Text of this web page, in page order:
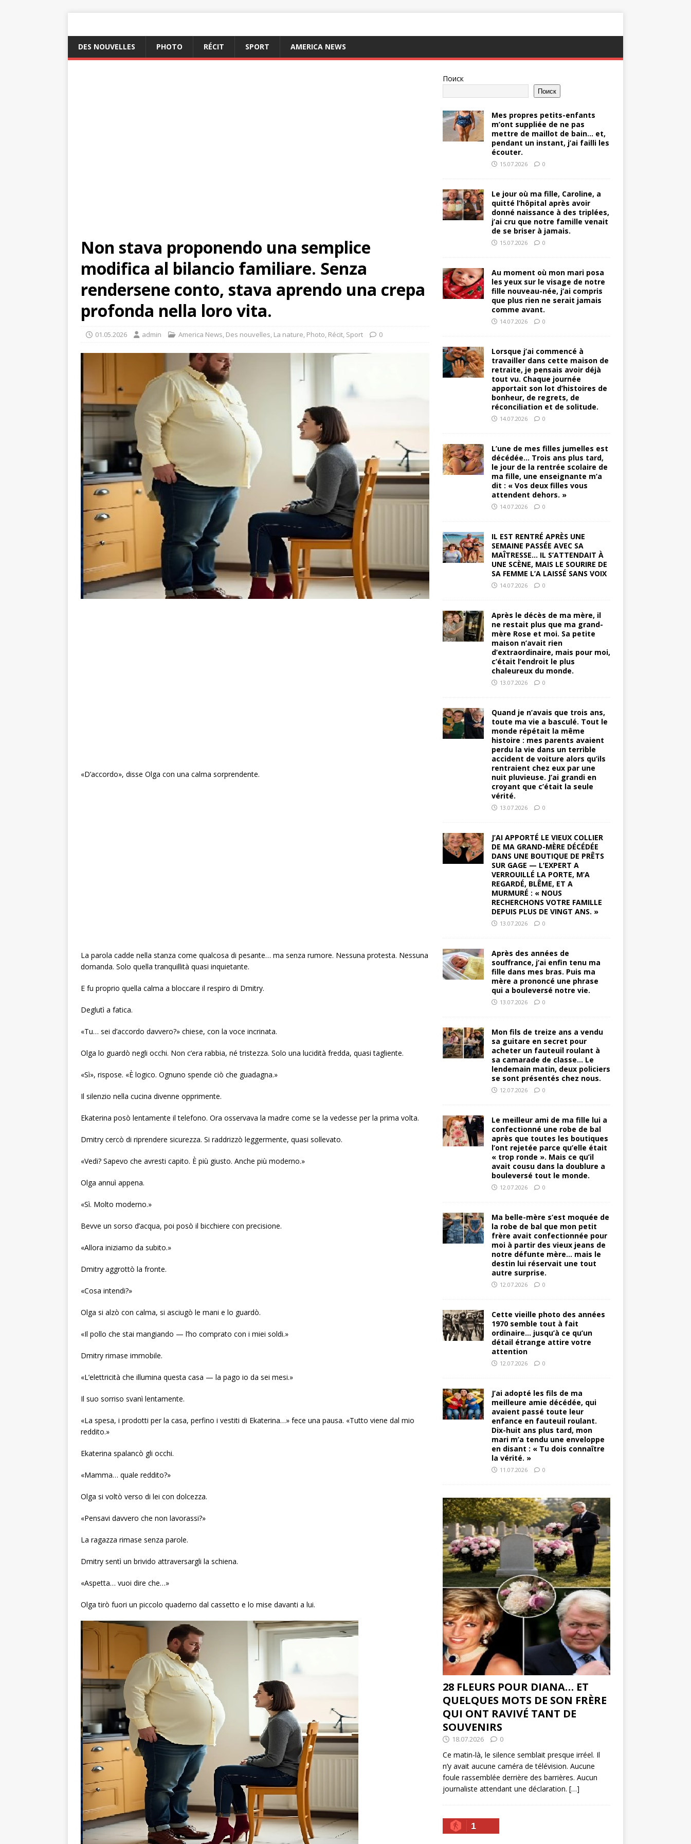
DES NOUVELLES PHOTO RÉCIT SPORT AMERICA NEWS
Non stava proponendo una semplice
modifica al bilancio familiare. Senza
rendersene conto, stava aprendo una crepa
profonda nella loro vita.
01.05.2026 admin America News, Des nouvelles, La nature, Photo, Récit, Sport 0
«D’accordo», disse Olga con una calma sorprendente.
La parola cadde nella stanza come qualcosa di pesante… ma senza rumore. Nessuna protesta. Nessuna
domanda. Solo quella tranquillità quasi inquietante.
E fu proprio quella calma a bloccare il respiro di Dmitry.
Deglutì a fatica.
«Tu… sei d’accordo davvero?» chiese, con la voce incrinata.
Olga lo guardò negli occhi. Non c’era rabbia, né tristezza. Solo una lucidità fredda, quasi tagliente.
«Sì», rispose. «È logico. Ognuno spende ciò che guadagna.»
Il silenzio nella cucina divenne opprimente.
Ekaterina posò lentamente il telefono. Ora osservava la madre come se la vedesse per la prima volta.
Dmitry cercò di riprendere sicurezza. Si raddrizzò leggermente, quasi sollevato.
«Vedi? Sapevo che avresti capito. È più giusto. Anche più moderno.»
Olga annuì appena.
«Sì. Molto moderno.»
Bevve un sorso d’acqua, poi posò il bicchiere con precisione.
«Allora iniziamo da subito.»
Dmitry aggrottò la fronte.
«Cosa intendi?»
Olga si alzò con calma, si asciugò le mani e lo guardò.
«Il pollo che stai mangiando — l’ho comprato con i miei soldi.»
Dmitry rimase immobile.
«L’elettricità che illumina questa casa — la pago io da sei mesi.»
Il suo sorriso svanì lentamente.
«La spesa, i prodotti per la casa, perfino i vestiti di Ekaterina…» fece una pausa. «Tutto viene dal mio
reddito.»
Ekaterina spalancò gli occhi.
«Mamma… quale reddito?»
Olga si voltò verso di lei con dolcezza.
«Pensavi davvero che non lavorassi?»
La ragazza rimase senza parole.
Dmitry sentì un brivido attraversargli la schiena.
«Aspetta… vuoi dire che…»
Olga tirò fuori un piccolo quaderno dal cassetto e lo mise davanti a lui.
Поиск
Поиск
Mes propres petits-enfants
m’ont suppliée de ne pas
mettre de maillot de bain… et,
pendant un instant, j’ai failli les
écouter.
15.07.2026 0
Le jour où ma fille, Caroline, a
quitté l’hôpital après avoir
donné naissance à des triplées,
j’ai cru que notre famille venait
de se briser à jamais.
15.07.2026 0
Au moment où mon mari posa
les yeux sur le visage de notre
fille nouveau-née, j’ai compris
que plus rien ne serait jamais
comme avant.
14.07.2026 0
Lorsque j’ai commencé à
travailler dans cette maison de
retraite, je pensais avoir déjà
tout vu. Chaque journée
apportait son lot d’histoires de
bonheur, de regrets, de
réconciliation et de solitude.
14.07.2026 0
L’une de mes filles jumelles est
décédée… Trois ans plus tard,
le jour de la rentrée scolaire de
ma fille, une enseignante m’a
dit : « Vos deux filles vous
attendent dehors. »
14.07.2026 0
IL EST RENTRÉ APRÈS UNE
SEMAINE PASSÉE AVEC SA
MAÎTRESSE… IL S’ATTENDAIT À
UNE SCÈNE, MAIS LE SOURIRE DE
SA FEMME L’A LAISSÉ SANS VOIX
14.07.2026 0
Après le décès de ma mère, il
ne restait plus que ma grand-
mère Rose et moi. Sa petite
maison n’avait rien
d’extraordinaire, mais pour moi,
c’était l’endroit le plus
chaleureux du monde.
13.07.2026 0
Quand je n’avais que trois ans,
toute ma vie a basculé. Tout le
monde répétait la même
histoire : mes parents avaient
perdu la vie dans un terrible
accident de voiture alors qu’ils
rentraient chez eux par une
nuit pluvieuse. J’ai grandi en
croyant que c’était la seule
vérité.
13.07.2026 0
J’AI APPORTÉ LE VIEUX COLLIER
DE MA GRAND-MÈRE DÉCÉDÉE
DANS UNE BOUTIQUE DE PRÊTS
SUR GAGE — L’EXPERT A
VERROUILLÉ LA PORTE, M’A
REGARDÉ, BLÊME, ET A
MURMURÉ : « NOUS
RECHERCHONS VOTRE FAMILLE
DEPUIS PLUS DE VINGT ANS. »
13.07.2026 0
Après des années de
souffrance, j’ai enfin tenu ma
fille dans mes bras. Puis ma
mère a prononcé une phrase
qui a bouleversé notre vie.
13.07.2026 0
Mon fils de treize ans a vendu
sa guitare en secret pour
acheter un fauteuil roulant à
sa camarade de classe… Le
lendemain matin, deux policiers
se sont présentés chez nous.
12.07.2026 0
Le meilleur ami de ma fille lui a
confectionné une robe de bal
après que toutes les boutiques
l’ont rejetée parce qu’elle était
« trop ronde ». Mais ce qu’il
avait cousu dans la doublure a
bouleversé tout le monde.
12.07.2026 0
Ma belle-mère s’est moquée de
la robe de bal que mon petit
frère avait confectionnée pour
moi à partir des vieux jeans de
notre défunte mère… mais le
destin lui réservait une tout
autre surprise.
12.07.2026 0
Cette vieille photo des années
1970 semble tout à fait
ordinaire… jusqu’à ce qu’un
détail étrange attire votre
attention
12.07.2026 0
J’ai adopté les fils de ma
meilleure amie décédée, qui
avaient passé toute leur
enfance en fauteuil roulant.
Dix-huit ans plus tard, mon
mari m’a tendu une enveloppe
en disant : « Tu dois connaître
la vérité. »
11.07.2026 0
28 FLEURS POUR DIANA… ET
QUELQUES MOTS DE SON FRÈRE
QUI ONT RAVIVÉ TANT DE
SOUVENIRS
18.07.2026 0
Ce matin-là, le silence semblait presque irréel. Il
n’y avait aucune caméra de télévision. Aucune
foule rassemblée derrière des barrières. Aucun
journaliste attendant une déclaration. […]
1